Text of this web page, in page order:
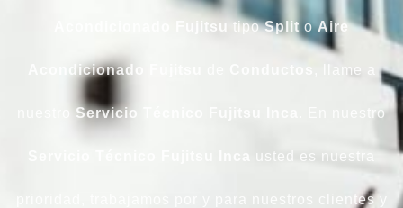
Acondicionado Fujitsu tipoSplit oAire
Acondicionado Fujitsu Conductos , llame a
Servicio Técnico Fujitsu Inca . En nuestro
usted es nuestra
prioridad, trabajamos por y para nuestros clientes y